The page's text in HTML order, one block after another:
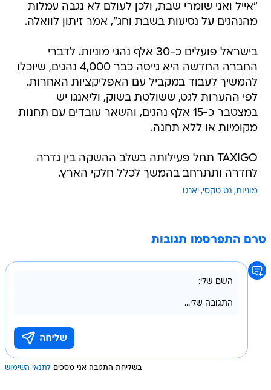
"אייל ואני שומרי שבת, ולכן לעולם לא נגבה עמלות
מהנהגים על נסיעות בשבת וחג", אמר זיתון לוואלה.
בישראל פועלים כ-30 אלף נהגי מוניות. לדברי
החברה החדשה היא גייסה כבר 4,000 נהגים, שיוכלו
להמשיך לעבוד במקביל עם האפליקציות האחרות.
לפי ההערות לגט, ששולטת בשוק, וליאנגו יש
במצטבר כ-15 אלף נהגים, והשאר עובדים עם תחנות
מקומיות או ללא תחנה.
TAXIGO תחל פעילותה בשלב ההשקה בין גדרה
לחדרה ותתרחב בהמשך לכלל חלקי הארץ.
מוניות גט טקסי יאנגו
טרם התפרסמו תגובות
בשליחת התגובה אני מסכים לתנאי השימוש